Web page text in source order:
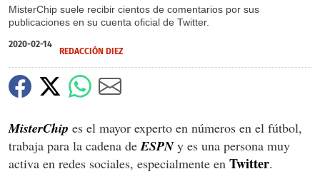
MisterChip suele recibir cientos de comentarios por sus
publicaciones en su cuenta oficial de Twitter.
2020-02-14
REDACCIÓN DIEZ
MisterChip es el mayor experto en números en el fútbol,
trabaja para la cadena deESPNy es una persona muy
activa en redes sociales, especialmente en Twitter.